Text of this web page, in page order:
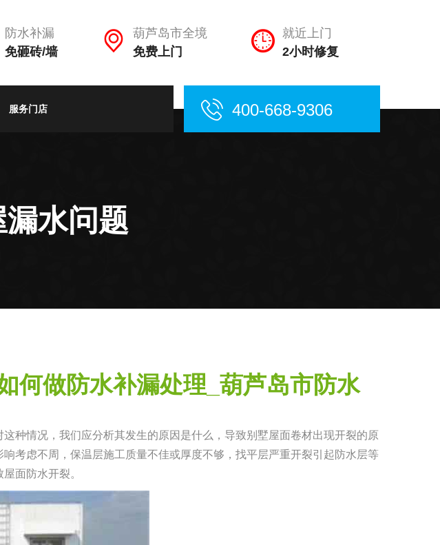
防水补漏
免砸砖/墙
葫芦岛市全境
免费上门
就近上门
2小时修复
服务门店 400-668-9306
水问题
何做防水补漏处理_葫芦岛市防水
种情况，我们应分析其发生的原因是什么，导致别墅屋面卷材出现开裂的原
响考虑不周，保温层施工质量不佳或厚度不够，找平层严重开裂引起防水层等
屋面防水开裂。